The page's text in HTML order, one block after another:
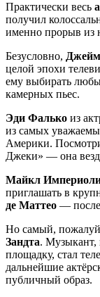
Практически весь
получил
именно прорыв из
Безусловно,
целой эпохи
ему выбирать
камерных пьес.
Эди Фалько из
из самых
Америки.
Джеки» — она
Майкл
приглашать в
де Маттео — после
Но самый,
Зандта. Музыкант,
площадку, стал
дальнейшие
публичный образ.